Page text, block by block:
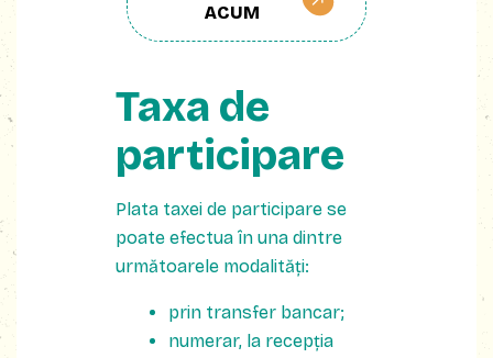
ACUM
Taxa de
participare
Plata taxei de participare se
poate efectua în una dintre
următoarele modalități:
prin transfer bancar;
numerar, la recepția